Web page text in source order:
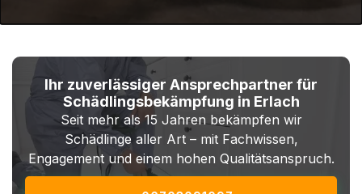
Ihr zuverlässiger Ansprechpartner für
Schädlingsbekämpfung in Erlach
Seit mehr als 15 Jahren bekämpfen wir
Schädlinge aller Art – mit Fachwissen,
Engagement und einem hohen Qualitätsanspruch.